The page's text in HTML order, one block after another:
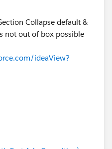
Collapse default &
not out of box possible
ideaView?